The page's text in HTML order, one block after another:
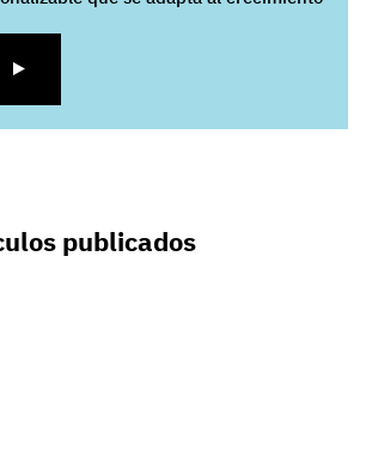
publicados